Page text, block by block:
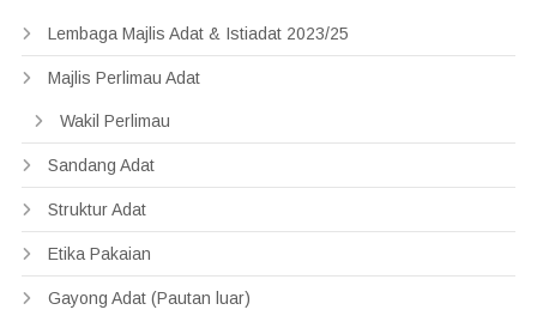
Lembaga Majlis Adat & Istiadat 2023/25
Majlis Perlimau Adat
Wakil Perlimau
Sandang Adat
Struktur Adat
Etika Pakaian
Gayong Adat (Pautan luar)